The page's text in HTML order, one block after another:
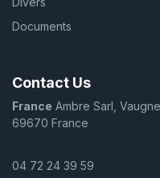
Documents
Contact Us
France Ambre Sarl,
69670 France
04 72 24 39 59